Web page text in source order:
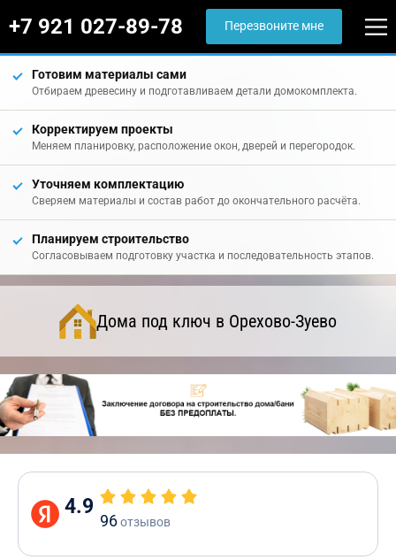
+7 921 027-89-78 Перезвоните мне
Готовим материалы сами
Отбираем древесину и подготавливаем детали домокомплекта.
Корректируем проекты
Меняем планировку, расположение окон, дверей и перегородок.
Уточняем комплектацию
Сверяем материалы и состав работ до окончательного расчёта.
Планируем строительство
Согласовываем подготовку участка и последовательность этапов.
Дома под ключ в Орехово-Зуево
4.9
96отзывов